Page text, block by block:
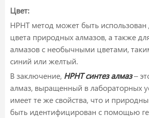
Цвет:
HPHT метод может быть
цвета природных алмазов, а также
алмазов с необычными цветами,
синий или желтый.
В заключение, HPHT синтез алмаз–
алмаз, выращенный в лабораторных
имеет те же свойства, что и
быть идентифицирован с помощью